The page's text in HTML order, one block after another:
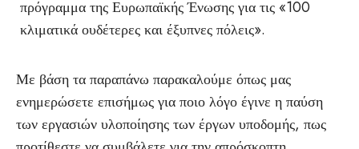
πρόγραμμα της Ευρωπαϊκής Ένωσης για τις «100
κλιματικά ουδέτερες και έξυπνες πόλεις».
Με βάση τα παραπάνω παρακαλούμε όπως μας
ενημερώσετε επισήμως για ποιο λόγο έγινε η παύση
των εργασιών υλοποίησης των έργων υποδομής, πως